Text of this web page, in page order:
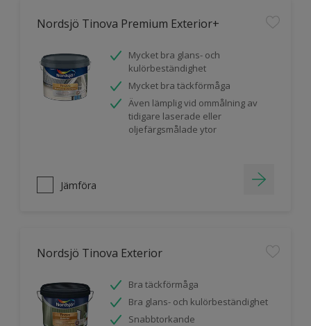
Nordsjö Tinova Premium Exterior+
Mycket bra glans- och
kulörbeständighet
Mycket bra täckförmåga
Även lämplig vid ommålning av
tidigare laserade eller
oljefärgsmålade ytor
Jämföra
Nordsjö Tinova Exterior
Bra täckförmåga
Bra glans- och kulörbeständighet
Snabbtorkande